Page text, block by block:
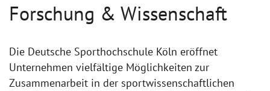
Forschung & Wissenschaft
Die Deutsche Sporthochschule Köln eröffnet
Unternehmen vielfältige Möglichkeiten zur
Zusammenarbeit in der sportwissenschaftlichen